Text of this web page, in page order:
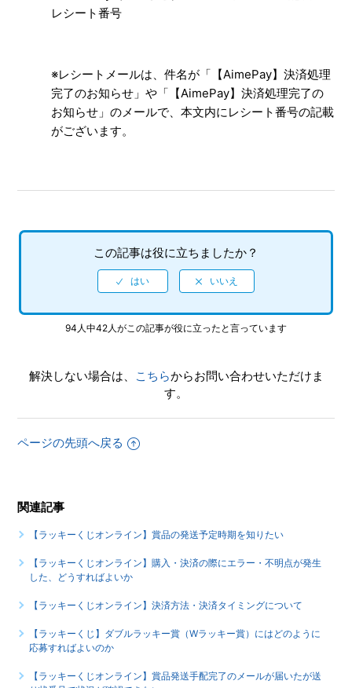
レシート番号
※レシートメールは、件名が「【AimePay】決済処理
完了のお知らせ」や「【AimePay】決済処理完了の
お知らせ」のメールで、本文内にレシート番号の記載
がございます。
この記事は役に立ちましたか？
94人中42人がこの記事が役に立ったと言っています
解決しない場合は、 こちらからお問い合わせいただけま
す。
ページの先頭へ戻る
関連記事
【ラッキーくじオンライン】賞品の発送予定時期を知りたい
【ラッキーくじオンライン】購入・決済の際にエラー・不明点が発生
した、どうすればよいか
【ラッキーくじオンライン】決済方法・決済タイミングについて
【ラッキーくじ】ダブルラッキー賞（Wラッキー賞）にはどのように
応募すればよいのか
【ラッキーくじオンライン】賞品発送手配完了のメールが届いたが送